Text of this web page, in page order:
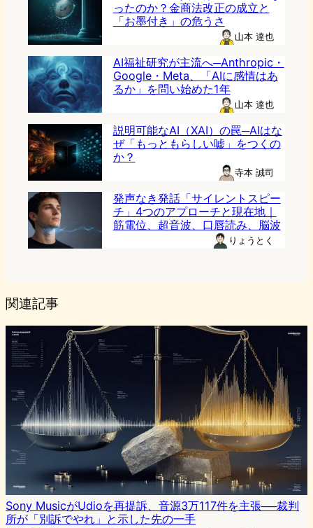
ったのか？金商法改正の成立と
「お墨付き」の危うさ
山本 達也
AI福祉研究が主流へ─Anthropic・
Google・Meta、「AIに感情はあ
るか」を問い始めた1年
山本 達也
説明可能なAI（XAI）の罠─AIはな
ぜ「もっともらしい嘘」をつくの
か？
寺本 誠司
発声なき発話「サイレントスピー
チ」4つのアプローチと現在地｜
筋電位、超音波、口唇読み、脳波
りょうとく
関連記事
Sony MusicがUdioを再提訴、音源3万117件を主張──裁判
所が「別訴でやれ」と示した先の一手